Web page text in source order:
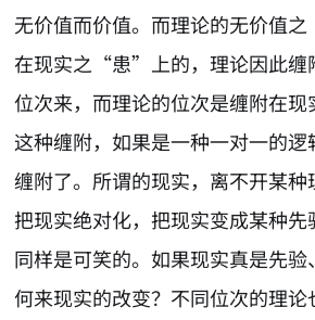
无价值而价值。而理论的无价值
在现实之“患”上的，理论因此缠
位次来，而理论的位次是缠附在现
这种缠附，如果是一种一对一的
缠附了。所谓的现实，离不开某种
把现实绝对化，把现实变成某种先
同样是可笑的。如果现实真是先验
何来现实的改变？不同位次的理